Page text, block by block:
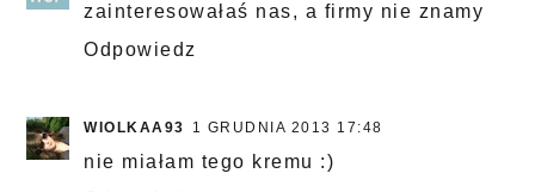
zainteresowałaś nas, a firmy nie znamy
Odpowiedz
WIOLKAA93 1 GRUDNIA 2013 17:48
nie miałam tego kremu :)